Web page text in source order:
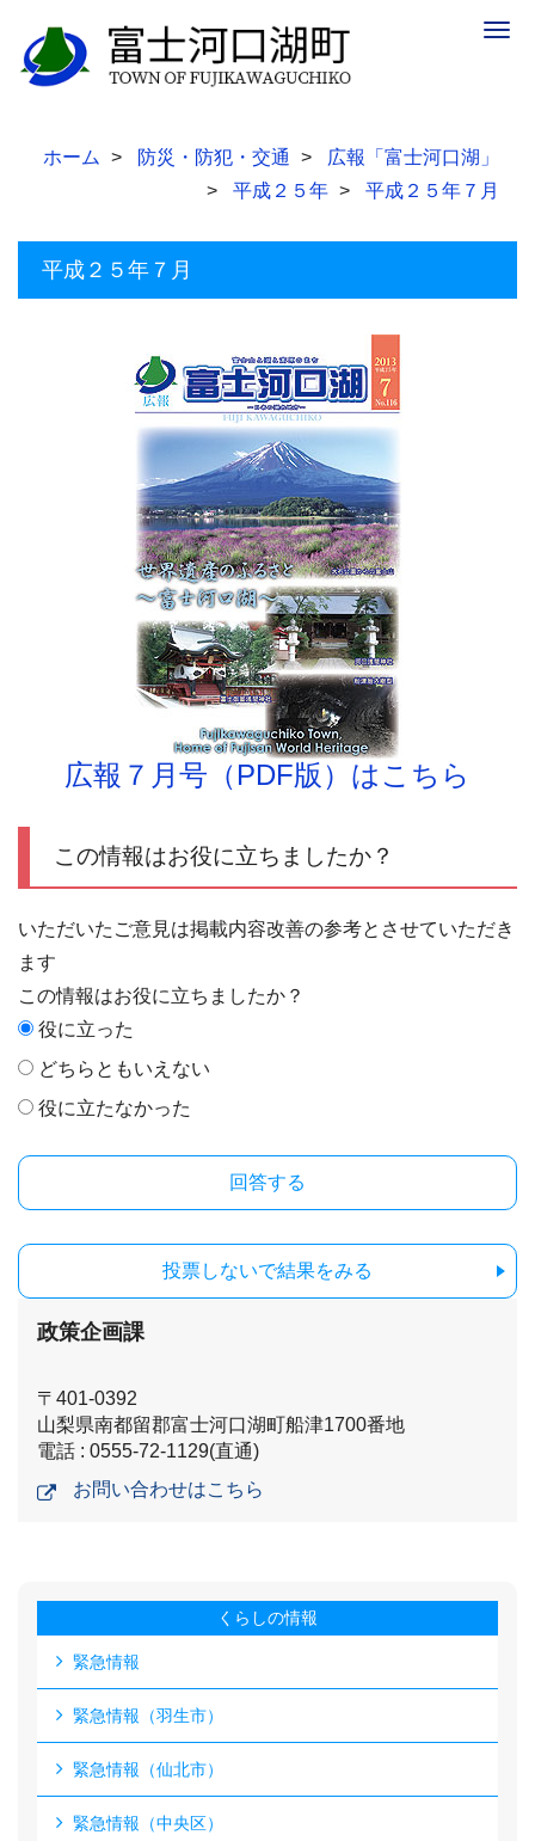
ホーム 防災・防犯・交通
広報「富士河口湖」
平成２５年
平成２５年７月
平成２５年７月
広報７月号（PDF版）はこちら
この情報はお役に立ちましたか？
いただいたご意見は掲載内容改善の参考とさせていただき
ます
この情報はお役に立ちましたか？
役に立った
どちらともいえない
役に立たなかった
投票しないで結果をみる
政策企画課
〒401-0392
山梨県南都留郡富士河口湖町船津1700番地
電話 : 0555-72-1129(直通)
お問い合わせはこちら
くらしの情報
緊急情報
緊急情報（羽生市）
緊急情報（仙北市）
緊急情報（中央区）